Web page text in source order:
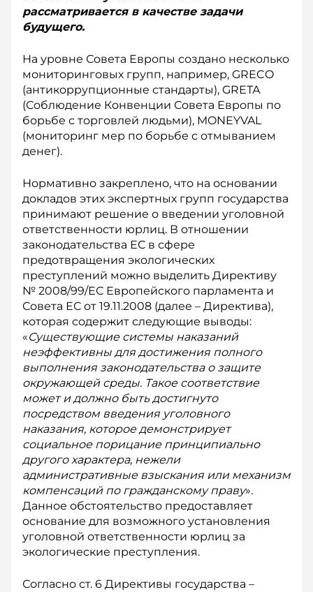
рассматривается в качестве задачи
будущего.
На уровне Совета Европы создано несколько
мониторинговых групп, например, GRECO
(антикоррупционные стандарты), GRЕТА
(Соблюдение Конвенции Совета Европы по
борьбе с торговлей людьми), MONEYVAL
(мониторинг мер по борьбе с отмыванием
денег).
Нормативно закреплено, что на основании
докладов этих экспертных групп государства
принимают решение о введении уголовной
ответственности юрлиц. В отношении
законодательства ЕС в сфере
предотвращения экологических
преступлений можно выделить Директиву
№ 2008/99/ЕС Европейского парламента и
Совета ЕС от 19.11.2008 (далее – Директива),
которая содержит следующие выводы:
«Существующие системы наказаний
неэффективны для достижения полного
выполнения законодательства о защите
окружающей среды. Такое соответствие
может и должно быть достигнуто
посредством введения уголовного
наказания, которое демонстрирует
социальное порицание принципиально
другого характера, нежели
административные взыскания или механизм
компенсаций по гражданскому праву».
Данное обстоятельство предоставляет
основание для возможного установления
уголовной ответственности юрлиц за
экологические преступления.
Согласно ст. 6 Директивы государства –